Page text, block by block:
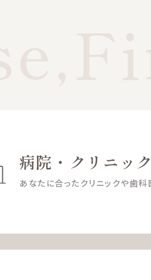
病院・クリニック
あなたに合ったクリニックや歯科